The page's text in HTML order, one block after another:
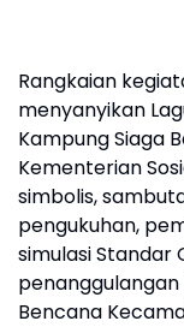
Rangkaian
menyanyikan
Kampung Siaga
Kementerian
simbolis,
pengukuhan,
simulasi Standar
Bencana